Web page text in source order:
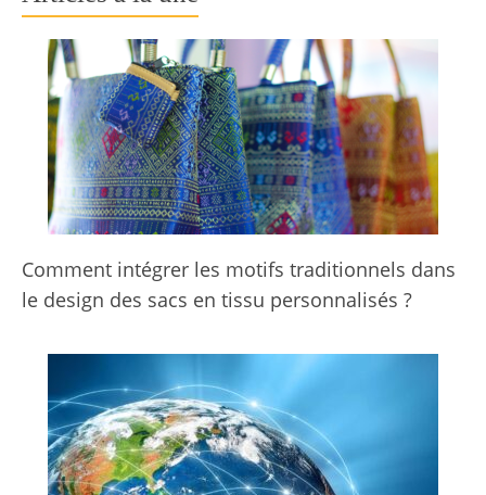
Comment intégrer les motifs traditionnels dans
le design des sacs en tissu personnalisés ?